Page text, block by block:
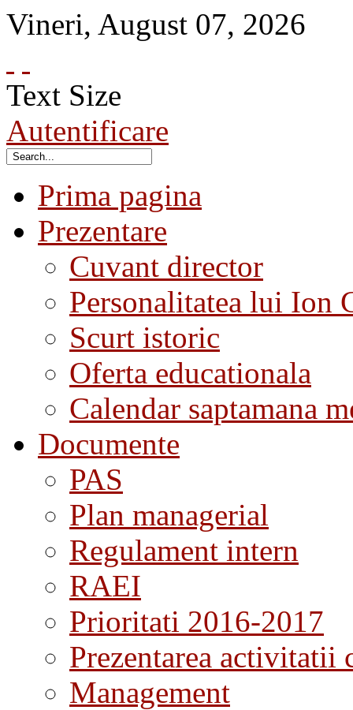
Vineri, August 07, 2026
Text Size
Autentificare
Prima pagina
Prezentare
Cuvant director
Personalitatea lui Ion
Scurt istoric
Oferta educationala
Calendar saptamana
Documente
PAS
Plan managerial
Regulament intern
RAEI
Prioritati 2016-2017
Prezentarea activitatii
Management